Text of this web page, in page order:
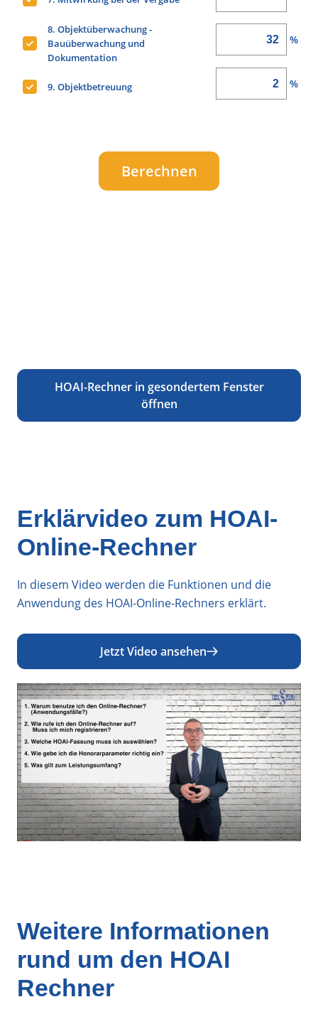
HOAI-Rechner in gesondertem Fenster
öffnen
Erklärvideo zum HOAI-
Online-Rechner
In diesem Video werden die Funktionen und die
Anwendung des HOAI-Online-Rechners erklärt.
Jetzt Video ansehen
Weitere Informationen
rund um den HOAI
Rechner